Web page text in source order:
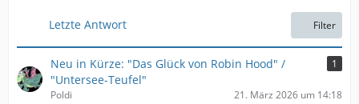
Letzte Antwort Filter
Neu in Kürze: "Das Glück von Robin Hood" /
"Untersee-Teufel"
1
Poldi 21. März 2026 um 14:18